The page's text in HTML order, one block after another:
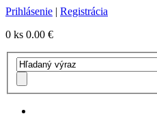
Prihlásenie | Registrácia
0 ks 0.00 €